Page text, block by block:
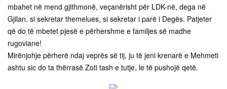
mbahet në mend gjithmonë, veçanërisht për LDK-në, dega në
Gjilan, si sekretar themelues, si sekretar i parë i Degës. Patjeter
që do të mbetet pjesë e përhershme e familjes së madhe
rugoviane!
Mirënjohje përherë ndaj veprës së tij, ju të jeni krenarë e Mehmeti
ashtu sic do ta thërrasë Zoti tash e tutje, le të pushojë qetë.